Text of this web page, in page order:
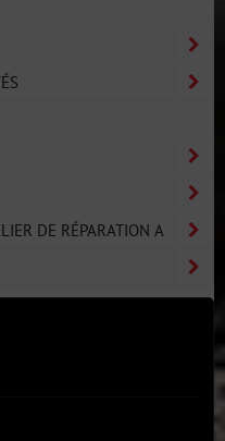
DE RÉPARATION A